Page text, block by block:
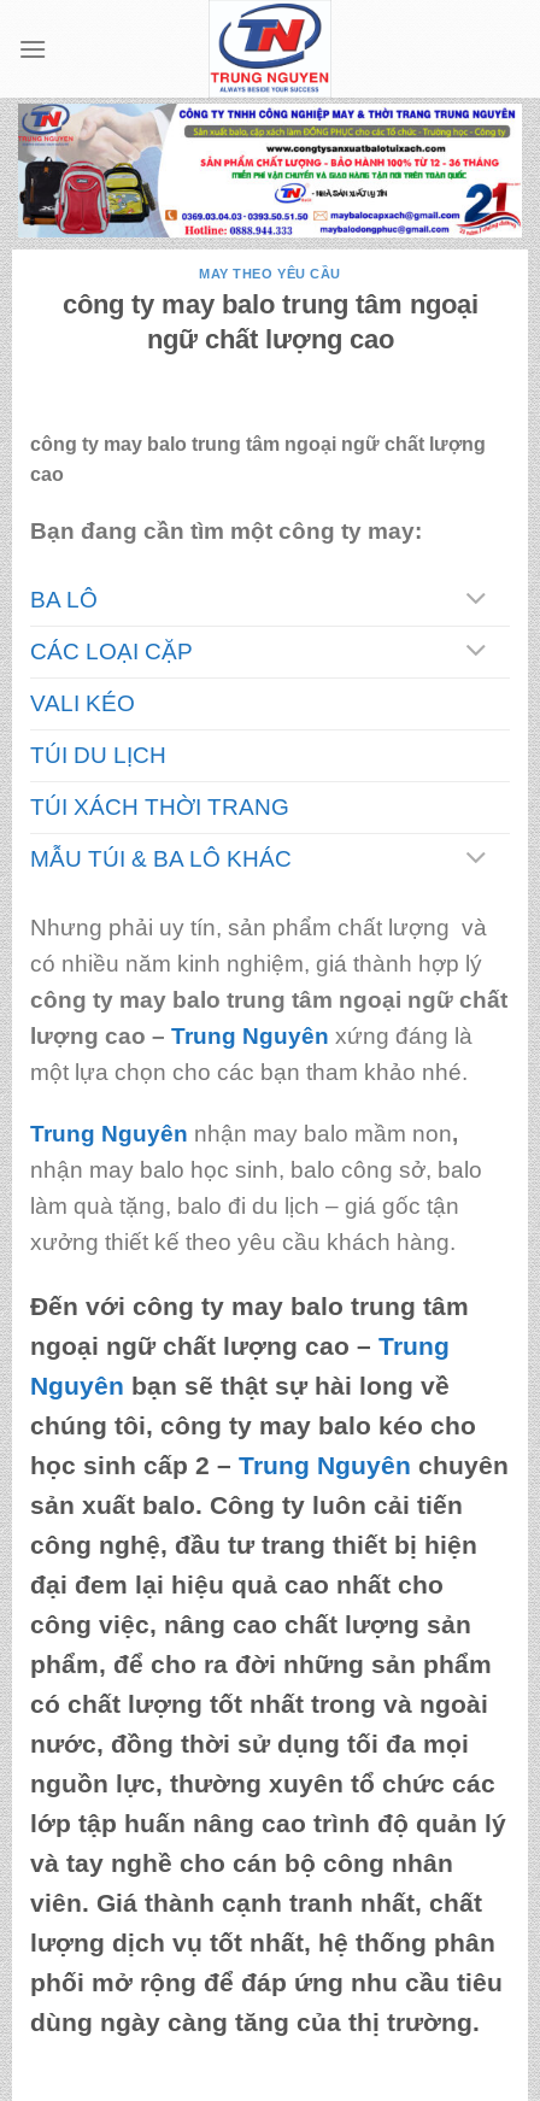
MAY THEO YÊU CẦU
công ty may balo trung tâm ngoại
ngữ chất lượng cao
công ty may balo trung tâm ngoại ngữ chất lượng
cao
Bạn đang cần tìm một công ty may:
BA LÔ
CÁC LOẠI CẶP
VALI KÉO
TÚI DU LỊCH
TÚI XÁCH THỜI TRANG
MẪU TÚI & BA LÔ KHÁC
Nhưng phải uy tín, sản phẩm chất lượng và
có nhiều năm kinh nghiệm, giá thành hợp lý
công ty may balo trung tâm ngoại ngữ chất
lượng cao – Trung Nguyên xứng đáng là
một lựa chọn cho các bạn tham khảo nhé.
Trung Nguyên nhận may balo mầm non,
nhận may balo học sinh, balo công sở, balo
làm quà tặng, balo đi du lịch – giá gốc tận
xưởng thiết kế theo yêu cầu khách hàng.
Đến với công ty may balo trung tâm
ngoại ngữ chất lượng cao – Trung
Nguyên bạn sẽ thật sự hài long về
chúng tôi, công ty may balo kéo cho
học sinh cấp 2 – Trung Nguyên chuyên
sản xuất balo. Công ty luôn cải tiến
công nghệ, đầu tư trang thiết bị hiện
đại đem lại hiệu quả cao nhất cho
công việc, nâng cao chất lượng sản
phẩm, để cho ra đời những sản phẩm
có chất lượng tốt nhất trong và ngoài
nước, đồng thời sử dụng tối đa mọi
nguồn lực, thường xuyên tổ chức các
lớp tập huấn nâng cao trình độ quản lý
và tay nghề cho cán bộ công nhân
viên. Giá thành cạnh tranh nhất, chất
lượng dịch vụ tốt nhất, hệ thống phân
phối mở rộng để đáp ứng nhu cầu tiêu
dùng ngày càng tăng của thị trường.